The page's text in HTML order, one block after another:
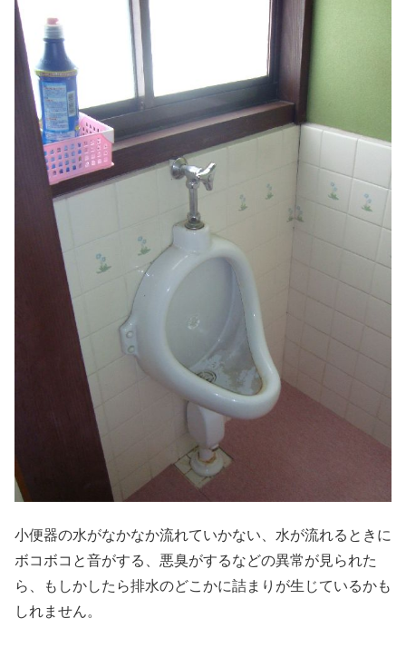
小便器の水がなかなか流れていかない、水が流れるときに
ボコボコと音がする、悪臭がするなどの異常が見られた
ら、もしかしたら排水のどこかに詰まりが生じているかも
しれません。